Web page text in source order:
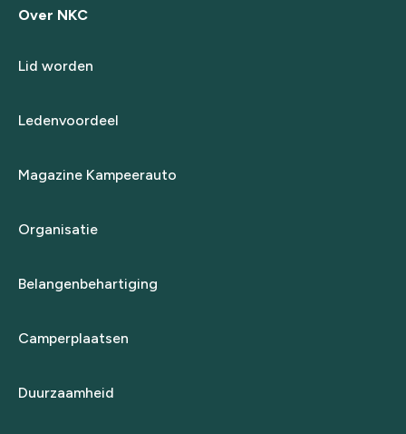
Over NKC
Lid worden
Ledenvoordeel
Magazine Kampeerauto
Organisatie
Belangenbehartiging
Camperplaatsen
Duurzaamheid